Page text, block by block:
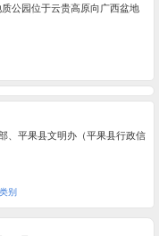
公园位于云贵高原向广西盆地
、平果县文明办（平果县行政信
别